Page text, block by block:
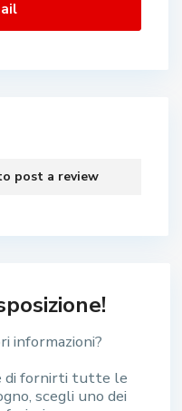
post a review
informazioni?
di fornirti tutte le
scegli uno dei